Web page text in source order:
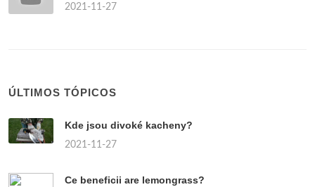
2021-11-27
ÚLTIMOS TÓPICOS
Kde jsou divoké kacheny?
2021-11-27
Ce beneficii are lemongrass?